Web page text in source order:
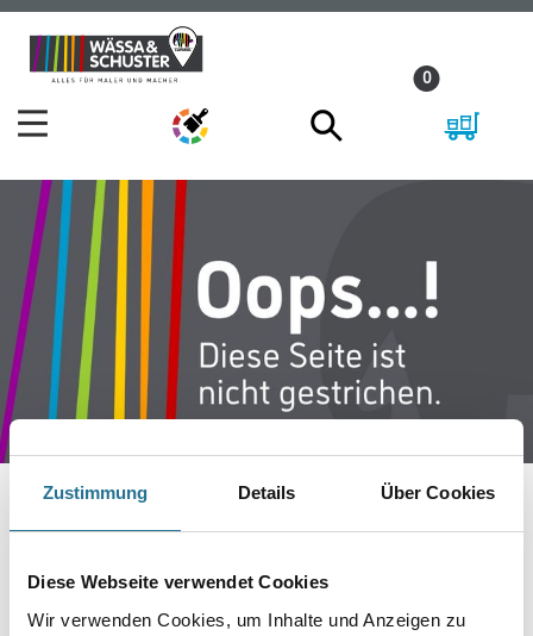
Zustimmung Details Über Cookies
Diese Webseite verwendet Cookies
Wir verwenden Cookies, um Inhalte und Anzeigen zu
Zum
Inhalt
Zum
Navigationsmenü
0
IST AUFGETRETEN